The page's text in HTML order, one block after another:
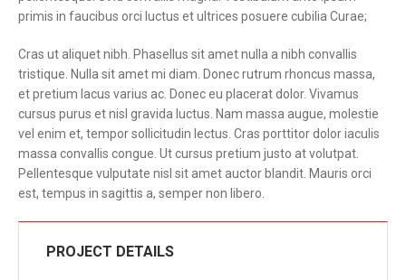
primis in faucibus orci luctus et ultrices posuere cubilia Curae;
Cras ut aliquet nibh. Phasellus sit amet nulla a nibh convallis
tristique. Nulla sit amet mi diam. Donec rutrum rhoncus massa,
et pretium lacus varius ac. Donec eu placerat dolor. Vivamus
cursus purus et nisl gravida luctus. Nam massa augue, molestie
vel enim et, tempor sollicitudin lectus. Cras porttitor dolor iaculis
massa convallis congue. Ut cursus pretium justo at volutpat.
Pellentesque vulputate nisl sit amet auctor blandit. Mauris orci
est, tempus in sagittis a, semper non libero.
PROJECT DETAILS